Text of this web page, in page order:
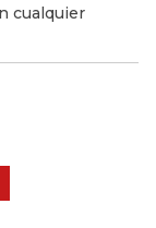
cualquier